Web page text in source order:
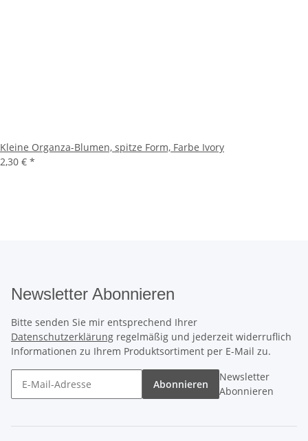
Kleine Organza-Blumen, spitze Form, Farbe Ivory
2,30 € *
Newsletter Abonnieren
Bitte senden Sie mir entsprechend Ihrer
Datenschutzerklärung regelmäßig und jederzeit widerruflich
Informationen zu Ihrem Produktsortiment per E-Mail zu.
Abonnieren
Newsletter
Abonnieren